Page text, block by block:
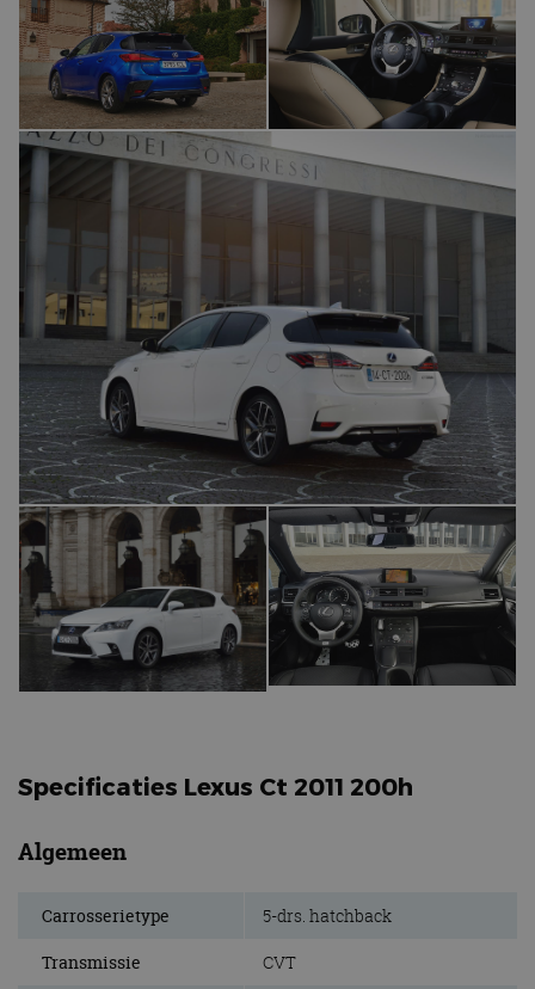
Specificaties Lexus Ct 2011 200h
Algemeen
Carrosserietype 5-drs. hatchback
Transmissie CVT